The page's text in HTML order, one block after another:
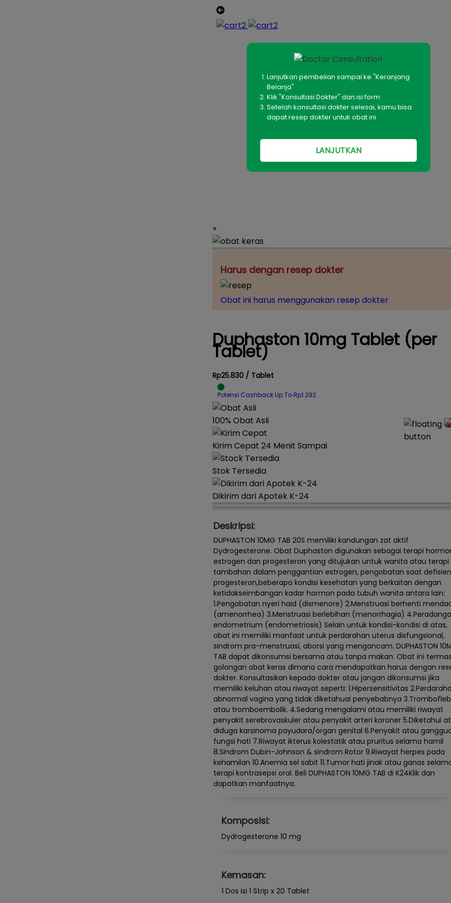
Lanjutkan pembelian sampai ke "Keranjang
Belanja"
Klik "Konsultasi Dokter" dan isi form
Setelah konsultasi dokter selesai, kamu bisa
dapat resep dokter untuk obat ini
LANJUTKAN
×
Harus dengan resep dokter
Obat ini harus menggunakan resep dokter
Duphaston 10mg Tablet (per
Tablet)
Rp25.830 / Tablet
Potensi Cashback Up To Rp1.292
100% Obat Asli
Kirim Cepat 24 Menit Sampai
Stok Tersedia
Dikirim dari Apotek K-24
Deskripsi:
DUPHASTON 10MG TAB 20S memiliki kandungan zat aktif
Dydrogesterone. Obat Duphaston digunakan sebagai terapi
estrogen dan progesteron yang ditujukan untuk wanita atau terapi
tambahan dalam penggantian estrogen, pengobatan saat
progesteron,beberapa kondisi kesehatan yang berkaitan dengan
ketidakseimbangan kadar hormon pada tubuh wanita antara lain:
1.Pengobatan nyeri haid (dismenore) 2.Menstruasi berhenti
(amenorrhea) 3.Menstruasi berlebihan (menorrhagia)
endometrium (endometriosis) Selain untuk kondisi-kondisi di atas,
obat ini memiliki manfaat untuk perdarahan uterus disfungsional,
sindrom pra-menstruasi, aborsi yang mengancam. DUPHASTON
TAB dapat dikonsumsi bersama atau tanpa makan. Obat ini
golongan obat keras dimana cara mendapatkan harus dengan
dokter. Konsultasikan kepada dokter atau jangan dikonsumsi jika
memiliki keluhan atau riwayat seperti: 1.Hipersensitivitas
abnormal vagina yang tidak diketahuai penyebabnya
atau tromboembolik. 4.Sedang mengalami atau memiliki riwayat
penyakit serebrovaskuler atau penyakit arteri koroner 5.Diketahui
diduga karsinoma payudara/organ genital 6.Penyakit atau
fungsi hati 7.Riwayat ikterus kolestatik atau pruritus selama hamil
8.Sindrom Dubin-Johnson & sindrom Rotor 9.Riwayat herpes pada
kehamilan 10.Anemia sel sabit 11.Tumor hati jinak atau ganas
terapi kontrasepsi oral. Beli DUPHASTON 10MG TAB di K24Klik dan
dapatkan manfaatnya.
Komposisi:
Dydrogesterone 10 mg
Kemasan:
1 Dos isi 1 Strip x 20 Tablet